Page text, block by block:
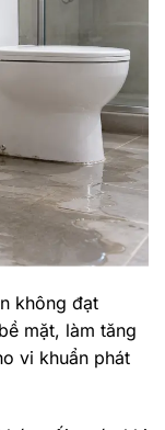
không đạt
mặt, làm tăng
vi khuẩn phát